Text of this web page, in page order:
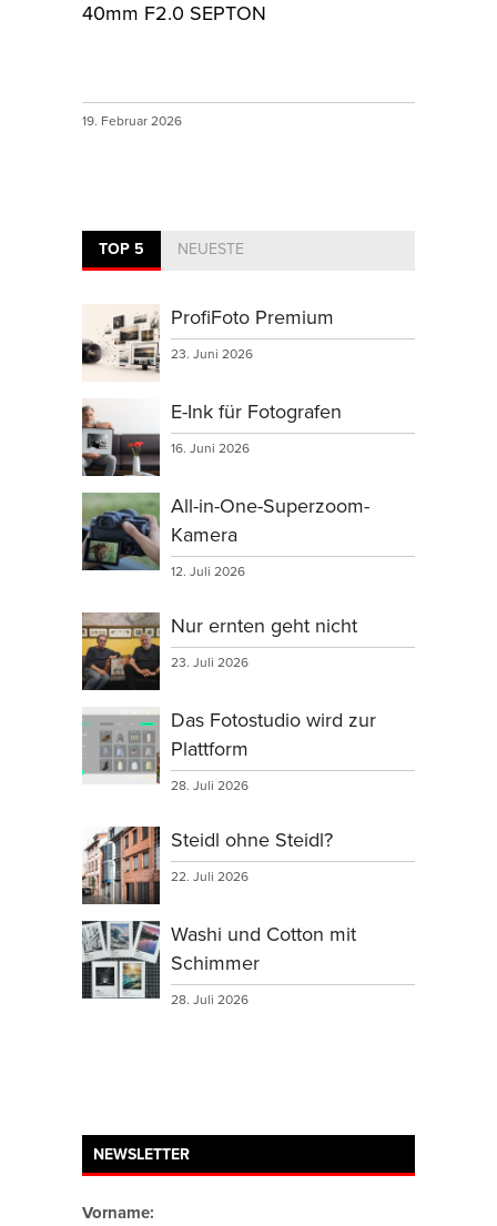
40mm F2.0 SEPTON
19. Februar 2026
TOP 5 NEUESTE
ProfiFoto Premium
23. Juni 2026
E-Ink für Fotografen
16. Juni 2026
All-in-One-Superzoom-
Kamera
12. Juli 2026
Nur ernten geht nicht
23. Juli 2026
Das Fotostudio wird zur
Plattform
28. Juli 2026
Steidl ohne Steidl?
22. Juli 2026
Washi und Cotton mit
Schimmer
28. Juli 2026
NEWSLETTER
Vorname: